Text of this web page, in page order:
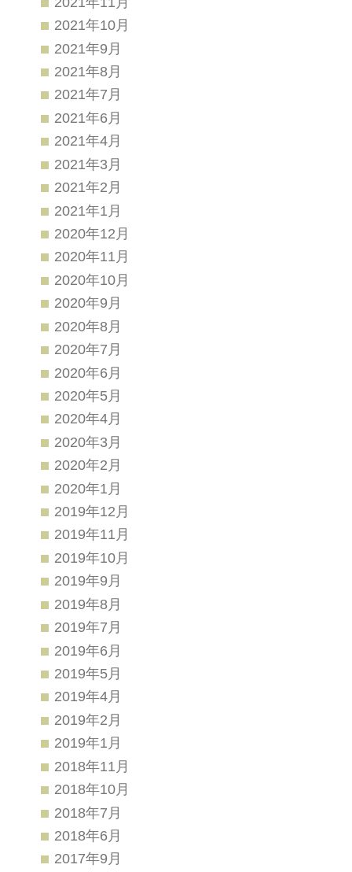
2021年10月
2021年9月
2021年8月
2021年7月
2021年6月
2021年4月
2021年3月
2021年2月
2021年1月
2020年12月
2020年11月
2020年10月
2020年9月
2020年8月
2020年7月
2020年6月
2020年5月
2020年4月
2020年3月
2020年2月
2020年1月
2019年12月
2019年11月
2019年10月
2019年9月
2019年8月
2019年7月
2019年6月
2019年5月
2019年4月
2019年2月
2019年1月
2018年11月
2018年10月
2018年7月
2018年6月
2017年9月